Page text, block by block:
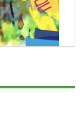
al CN Uisp